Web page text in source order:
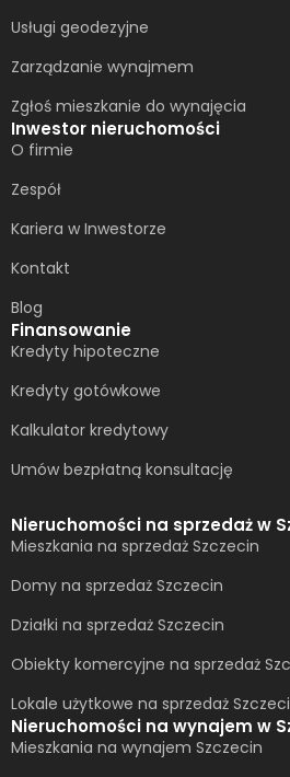
Usługi geodezyjne
Zarządzanie wynajmem
Zgłoś mieszkanie do wynajęcia
Inwestor nieruchomości
O firmie
Zespół
Kariera w Inwestorze
Kontakt
Blog
Finansowanie
Kredyty hipoteczne
Kredyty gotówkowe
Kalkulator kredytowy
Umów bezpłatną konsultację​
Nieruchomości na sprzedaż w
Mieszkania na sprzedaż Szczecin
Domy na sprzedaż Szczecin
Działki na sprzedaż Szczecin
Obiekty komercyjne na sprzedaż
Lokale użytkowe na sprzedaż
Nieruchomości na wynajem w
Mieszkania na wynajem Szczecin